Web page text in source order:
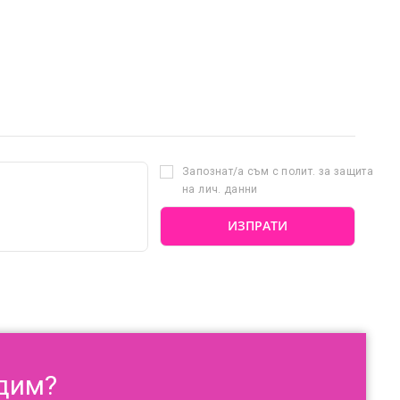
Запознат/а съм с полит. за защита
на лич. данни